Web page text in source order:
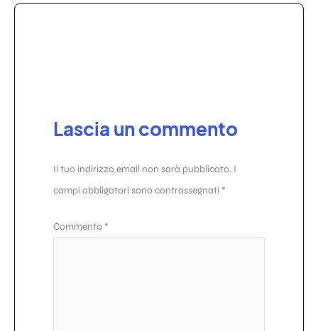
Lascia un commento
Il tuo indirizzo email non sarà pubblicato. I
campi obbligatori sono contrassegnati *
Commento *